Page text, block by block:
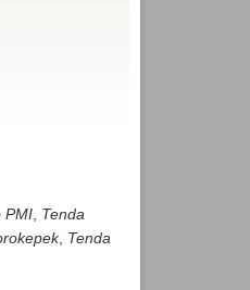
PMI, Tenda
, Tenda